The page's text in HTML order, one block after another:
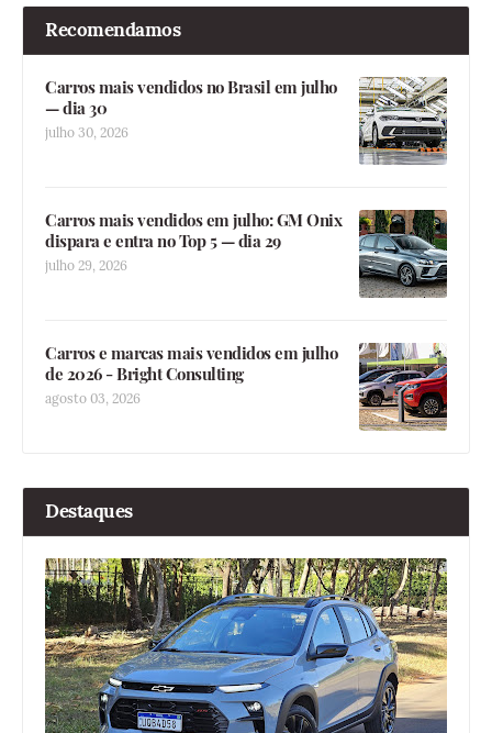
Recomendamos
Carros mais vendidos no Brasil em julho
— dia 30
julho 30, 2026
Carros mais vendidos em julho: GM Onix
dispara e entra no Top 5 — dia 29
julho 29, 2026
Carros e marcas mais vendidos em julho
de 2026 - Bright Consulting
agosto 03, 2026
Destaques